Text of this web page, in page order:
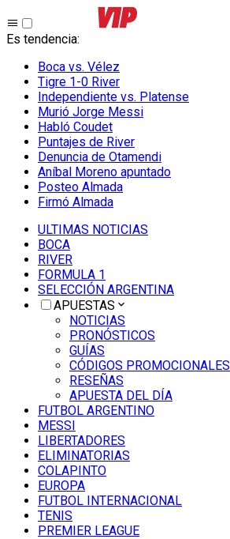
Es tendencia:
Boca vs. Vélez
Tigre 1-0 River
Independiente vs. Platense
Murió Jorge Messi
Habló Coudet
Puntajes de River
Denuncia de Otamendi
Aníbal Moreno apuntado
Posteo Almada
Firmó Almada
ULTIMAS NOTICIAS
BOCA
RIVER
FORMULA 1
SELECCIÓN ARGENTINA
APUESTAS
NOTICIAS
PRONÓSTICOS
GUÍAS
CÓDIGOS PROMOCIONALES
RESEÑAS
APUESTA DEL DÍA
FUTBOL ARGENTINO
MESSI
LIBERTADORES
ELIMINATORIAS
COLAPINTO
EUROPA
FUTBOL INTERNACIONAL
TENIS
PREMIER LEAGUE